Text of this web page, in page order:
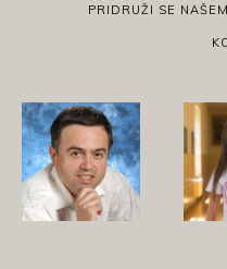
PRIDRUŽI SE